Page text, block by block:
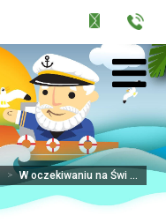
> W oczekiwaniu na Świ ...